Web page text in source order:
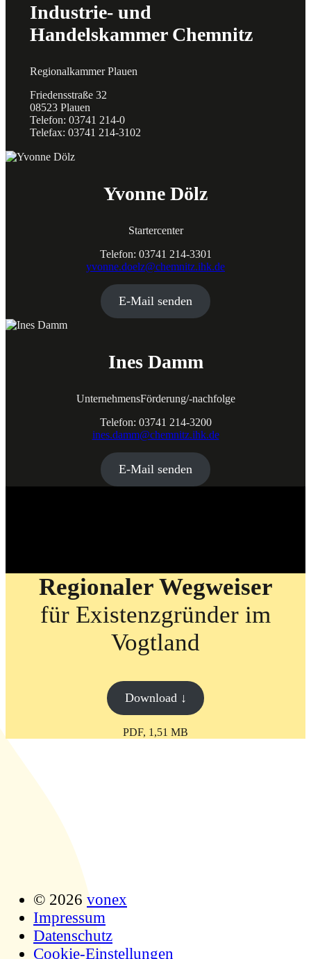
Industrie- und
Handelskammer Chemnitz
Regionalkammer Plauen
Friedensstraße 32
08523 Plauen
Telefon: 03741 214-0
Telefax: 03741 214-3102
Yvonne Dölz
Startercenter
Telefon: 03741 214-3301
yvonne.doelz@chemnitz.ihk.de
E-Mail senden
Ines Damm
UnternehmensFörderung/-nachfolge
Telefon: 03741 214-3200
ines.damm@chemnitz.ihk.de
E-Mail senden
Regionaler Wegweiser
für Existenzgründer im
Vogtland
Download ↓
PDF, 1,51 MB
© 2026 vonex
Impressum
Datenschutz
Cookie-Einstellungen